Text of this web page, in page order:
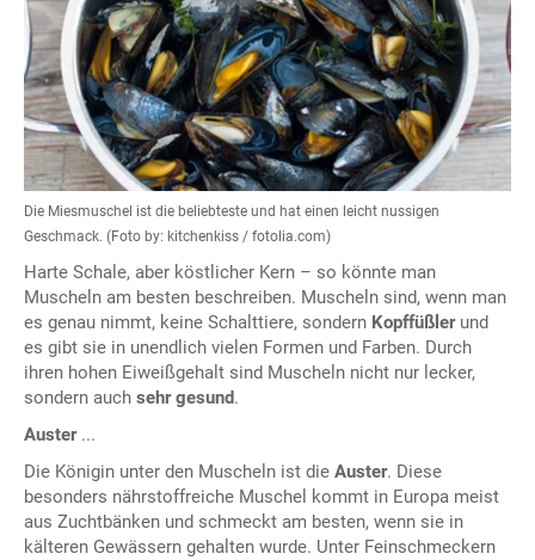
Die Miesmuschel ist die beliebteste und hat einen leicht nussigen
Geschmack. (Foto by: kitchenkiss / fotolia.com)
Harte Schale, aber köstlicher Kern – so könnte man
Muscheln am besten beschreiben. Muscheln sind, wenn man
es genau nimmt, keine Schalttiere, sondern Kopffüßlerund
es gibt sie in unendlich vielen Formen und Farben. Durch
ihren hohen Eiweißgehalt sind Muscheln nicht nur lecker,
sondern auch sehr gesund.
Auster...
Die Königin unter den Muscheln ist die Auster. Diese
besonders nährstoffreiche Muschel kommt in Europa meist
aus Zuchtbänken und schmeckt am besten, wenn sie in
kälteren Gewässern gehalten wurde. Unter Feinschmeckern